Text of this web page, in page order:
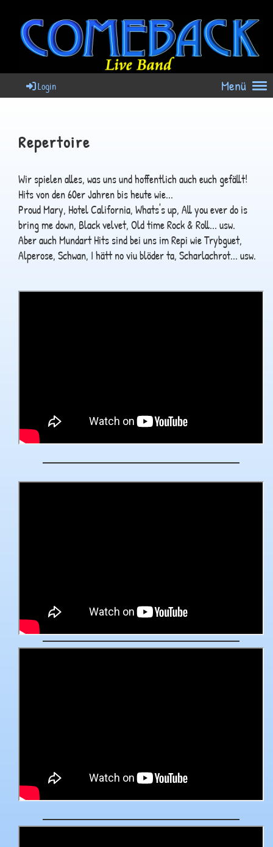
Menü
Login
Repertoire
Wir spielen alles, was uns und hoffentlich auch euch gefällt!
Hits von den 60er Jahren bis heute wie...
Proud Mary, Hotel California, Whats's up, All you ever do is
bring me down, Black velvet, Old time Rock & Roll... usw.
Aber auch Mundart Hits sind bei uns im Repi wie Trybguet,
Alperose, Schwan, I hätt no viu blöder ta, Scharlachrot... usw.